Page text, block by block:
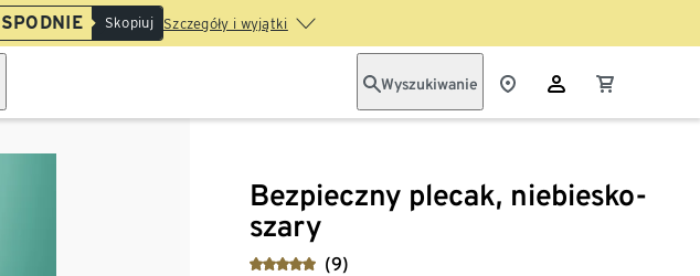
SPODNIE Skopiuj Szczegóły i wyjątki
Wyszukiwanie
Bezpieczny plecak, niebiesko-
szary
(9)